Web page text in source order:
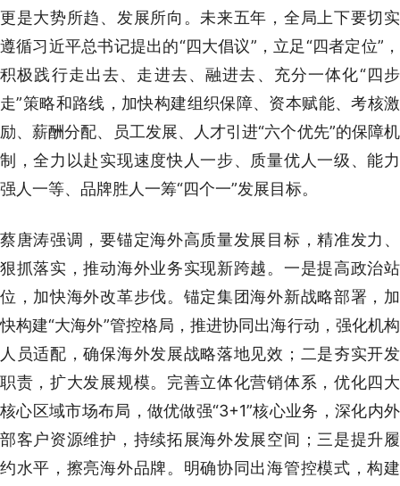
更是大势所趋、发展所向。未来五年，全局上下要切实
遵循习近平总书记提出的“四大倡议”，立足“四者定位”，
积极践行走出去、走进去、融进去、充分一体化“四步
走”策略和路线，加快构建组织保障、资本赋能、考核激
励、薪酬分配、员工发展、人才引进“六个优先”的保障机
制，全力以赴实现速度快人一步、质量优人一级、能力
强人一等、品牌胜人一筹“四个一”发展目标。
蔡唐涛强调，要锚定海外高质量发展目标，精准发力、
狠抓落实，推动海外业务实现新跨越。一是提高政治站
位，加快海外改革步伐。锚定集团海外新战略部署，加
快构建“大海外”管控格局，推进协同出海行动，强化机构
人员适配，确保海外发展战略落地见效；二是夯实开发
职责，扩大发展规模。完善立体化营销体系，优化四大
核心区域市场布局，做优做强“3+1”核心业务，深化内外
部客户资源维护，持续拓展海外发展空间；三是提升履
约水平，擦亮海外品牌。明确协同出海管控模式，构建